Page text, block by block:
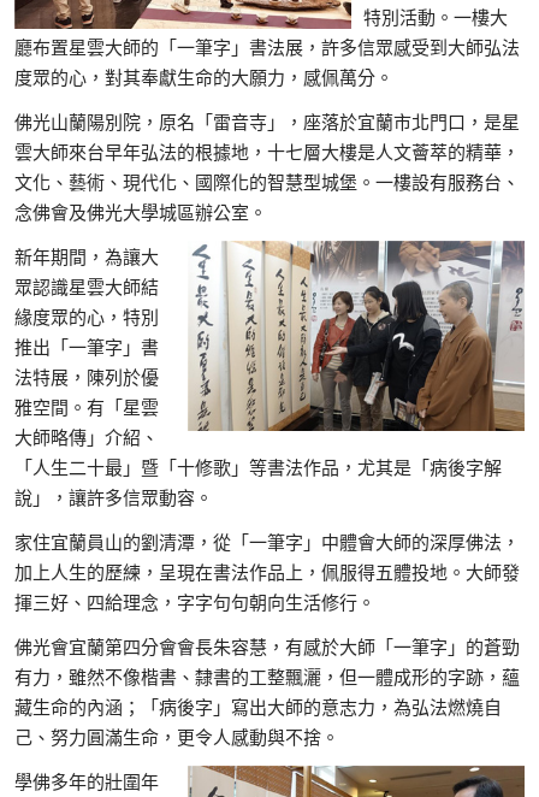
特別活動。一樓大
廳布置星雲大師的「一筆字」書法展，許多信眾感受到大師弘法
度眾的心，對其奉獻生命的大願力，感佩萬分。
佛光山蘭陽別院，原名「雷音寺」，座落於宜蘭市北門口，是星
雲大師來台早年弘法的根據地，十七層大樓是人文薈萃的精華，
文化、藝術、現代化、國際化的智慧型城堡。一樓設有服務台、
念佛會及佛光大學城區辦公室。
新年期間，為讓大
眾認識星雲大師結
緣度眾的心，特別
推出「一筆字」書
法特展，陳列於優
雅空間。有「星雲
大師略傳」介紹、
「人生二十最」暨「十修歌」等書法作品，尤其是「病後字解
說」，讓許多信眾動容。
家住宜蘭員山的劉清潭，從「一筆字」中體會大師的深厚佛法，
加上人生的歷練，呈現在書法作品上，佩服得五體投地。大師發
揮三好、四給理念，字字句句朝向生活修行。
佛光會宜蘭第四分會會長朱容慧，有感於大師「一筆字」的蒼勁
有力，雖然不像楷書、隸書的工整飄灑，但一體成形的字跡，蘊
藏生命的內涵；「病後字」寫出大師的意志力，為弘法燃燒自
己、努力圓滿生命，更令人感動與不捨。
學佛多年的壯圍年